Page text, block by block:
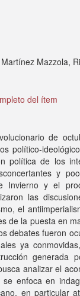
Mazzola,
del ítem
de
político-
política de los
y
Invierno y el
las
el
de la puesta en
debates fueron
ya
generada
analizar el
enfoca en
en particular